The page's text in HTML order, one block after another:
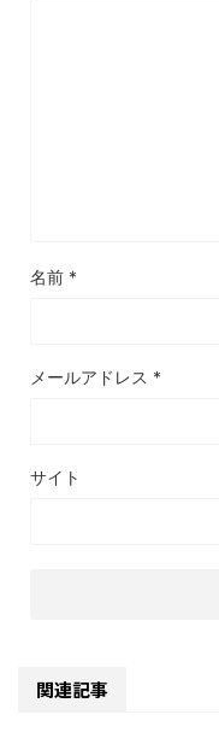
名前 *
メールアドレス *
サイト
関連記事